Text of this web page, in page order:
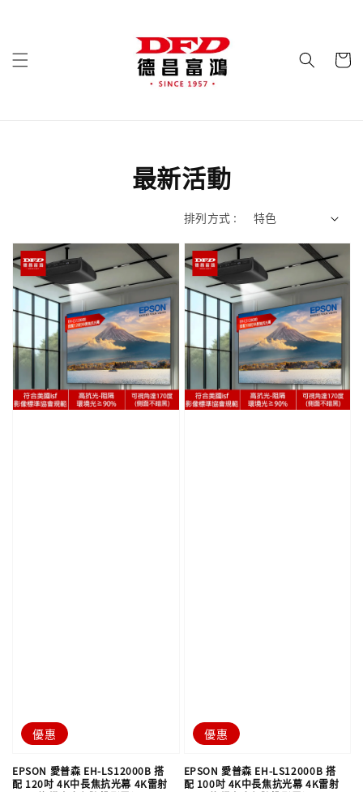
最新活動
排列方式 :
優惠
EPSON 愛普森 EH-LS12000B 搭
配 120吋 4K中長焦抗光幕 4K雷射
優惠
EPSON 愛普森 EH-LS12000B 搭
配 100吋 4K中長焦抗光幕 4K雷射